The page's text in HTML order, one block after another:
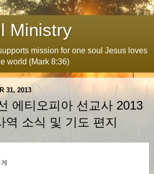
Ministry
mission for one soul Jesus loves
world (Mark 8:36)
31, 2013
에티오피아 선교사 2013
역 소식 및 기도 편지